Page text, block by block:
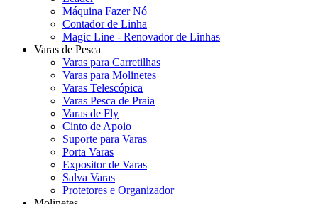
Máquina Fazer Nó
Contador de Linha
Magic Line - Renovador de Linhas
Varas de Pesca
Varas para Carretilhas
Varas para Molinetes
Varas Telescópica
Varas Pesca de Praia
Varas de Fly
Cinto de Apoio
Suporte para Varas
Porta Varas
Expositor de Varas
Salva Varas
Protetores e Organizador